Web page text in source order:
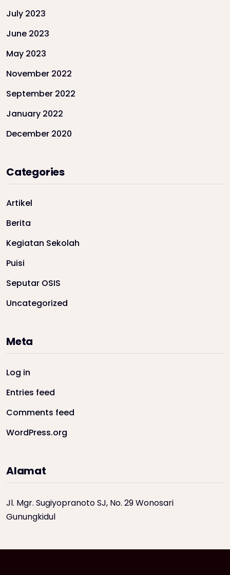
July 2023
June 2023
May 2023
November 2022
September 2022
January 2022
December 2020
Categories
Artikel
Berita
Kegiatan Sekolah
Puisi
Seputar OSIS
Uncategorized
Meta
Log in
Entries feed
Comments feed
WordPress.org
Alamat
Jl. Mgr. Sugiyopranoto SJ, No. 29 Wonosari
Gunungkidul